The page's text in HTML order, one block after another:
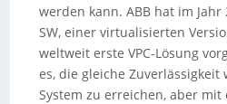
werden kann. ABB hat im Jahr
SW, einer virtualisierten
weltweit erste VPC-Lösung
es, die gleiche Zuverlässigkeit
System zu erreichen, aber